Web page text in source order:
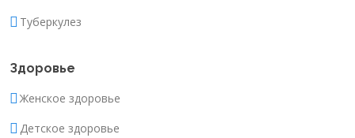
Туберкулез
Здоровье
Женское здоровье
Детское здоровье